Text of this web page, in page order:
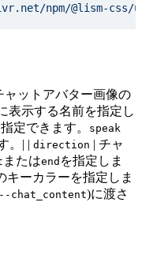
npm/@lism-css/
ャットアバター画像の
表示する名前を指定し
定できます。 speak
。| | direction | チャ
またはend を指定しま
キーカラーを指定しま
chat_content)に渡さ